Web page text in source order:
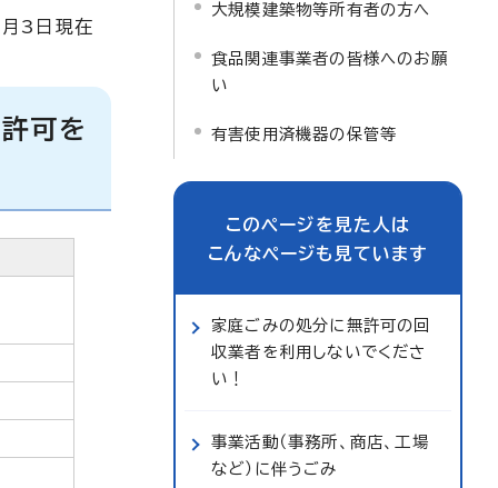
3日現在
可を
大規模建築物等所有者の方へ
食品関連事業者の皆様へのお願
い
有害使用済機器の保管等
このページを見た人は
こんなページも見ています
家庭ごみの処分に無許可の回
収業者を利用しないでくださ
い！
事業活動（事務所、商店、工場
など）に伴うごみ